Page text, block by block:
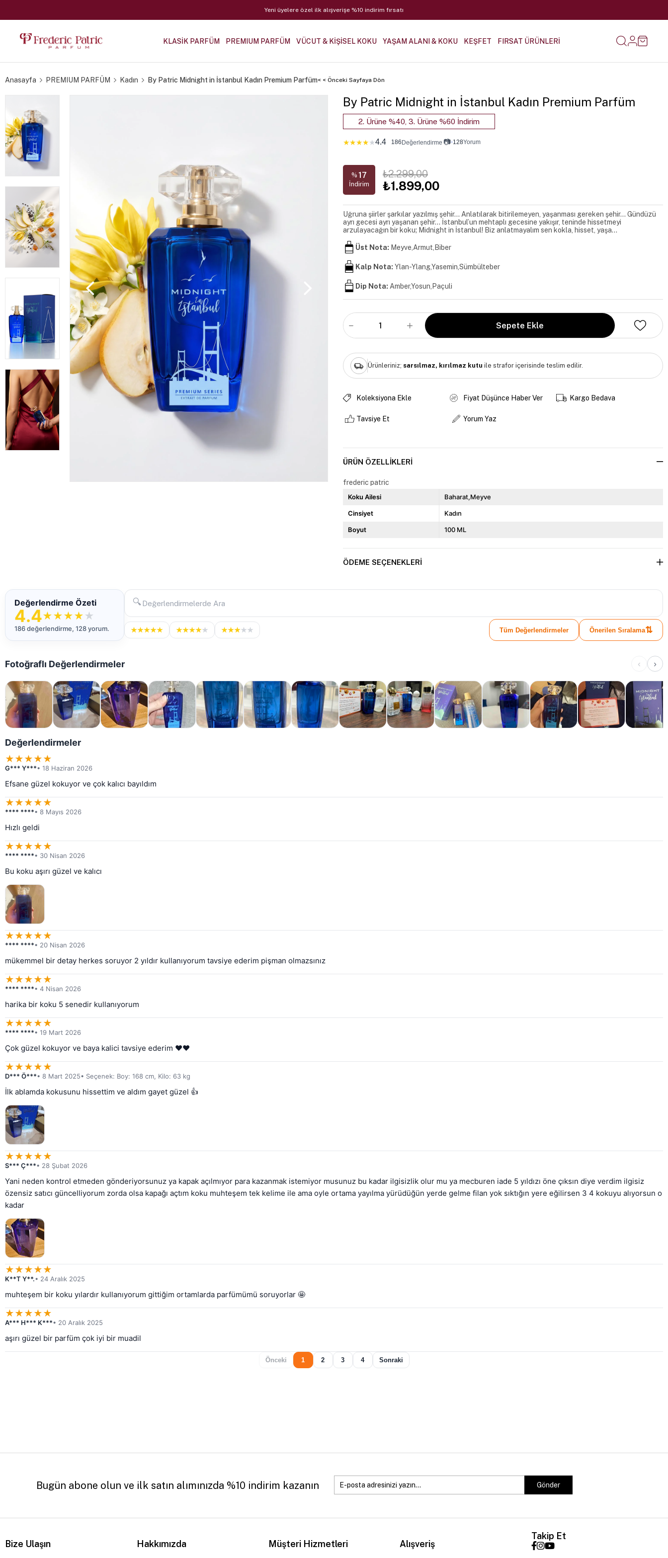
Yeni üyelere özel ilk alışverişe %10 indirim fırsatı
KLASİK PARFÜM PREMIUM PARFÜM VÜCUT & KİŞİSEL KOKU YAŞAM ALANI & KOKU KEŞFET FIRSAT ÜRÜNLERİ
Anasayfa PREMIUM PARFÜM Kadın By Patric Midnight in İstanbul Kadın Premium Parfüm< < Önceki Sayfaya Dön
By Patric Midnight in İstanbul Kadın Premium Parfüm
2. Ürüne %40, 3. Ürüne %60 İndirim
★★★★★4.4 186 Değerlendirme 📷•128Yorum
% 17
İndirim
₺2.299,00
₺1.899,00
Uğruna şiirler şarkılar yazılmış şehir… Anlatılarak bitirilemeyen, yaşanması gereken şehir… Gündüzü
ayrı gecesi ayrı yaşanan şehir… İstanbul’un mehtaplı gecesine yakışır, teninde hissetmeyi
arzulayacağın bir koku; Midnight in İstanbul! Biz anlatmayalım sen kokla, hisset, yaşa…
Üst Nota: Meyve,Armut,Biber
Kalp Nota: Ylan-Ylang,Yasemin,Sümbülteber
Dip Nota: Amber,Yosun,Paçuli
Ürünleriniz; sarsılmaz, kırılmaz kutu ile strafor içerisinde teslim edilir.
Koleksiyona Ekle Fiyat Düşünce Haber Ver Kargo Bedava
Tavsiye Et Yorum Yaz
ÜRÜN ÖZELLIKLERI
frederic patric
Koku Ailesi
Baharat,Meyve
Cinsiyet Kadın
Boyut 100 ML
ÖDEME SEÇENEKLERI
Değerlendirme Özeti
4.4★★★★ ★
186 değerlendirme, 128 yorum.
🔍
★★★★★ ★★★★★ ★★★★★ Tüm Değerlendirmeler Önerilen Sıralama⇅
Fotoğraflı Değerlendirmeler ‹ ›
Değerlendirmeler
★★★★★
G*** Y***• 18 Haziran 2026
Efsane güzel kokuyor ve çok kalıcı bayıldım
★★★★★
**** ****• 8 Mayıs 2026
Hızlı geldi
★★★★★
**** ****• 30 Nisan 2026
Bu koku aşırı güzel ve kalıcı
★★★★★
**** ****• 20 Nisan 2026
mükemmel bir detay herkes soruyor 2 yıldır kullanıyorum tavsiye ederim pişman olmazsınız
★★★★★
**** ****• 4 Nisan 2026
harika bir koku 5 senedir kullanıyorum
★★★★★
**** ****• 19 Mart 2026
Çok güzel kokuyor ve baya kalici tavsiye ederim ❤️❤️
★★★★★
D*** Ö***• 8 Mart 2025• Seçenek: Boy: 168 cm, Kilo: 63 kg
İlk ablamda kokusunu hissettim ve aldım gayet güzel 👍
★★★★★
S*** Ç***• 28 Şubat 2026
Yani neden kontrol etmeden gönderiyorsunuz ya kapak açılmıyor para kazanmak istemiyor musunuz bu kadar ilgisizlik olur mu ya mecburen iade 5 yıldızı öne çıksın diye verdim ilgisiz
özensiz satıcı güncelliyorum zorda olsa kapağı açtım koku muhteşem tek kelime ile ama oyle ortama yayılma yürüdüğün yerde gelme filan yok sıktığın yere eğilirsen 3 4 kokuyu alıyorsun o
kadar
★★★★★
K**T Y**.• 24 Aralık 2025
muhteşem bir koku yılardır kullanıyorum gittiğim ortamlarda parfümümü soruyorlar 🤩
★★★★★
A*** H*** K***• 20 Aralık 2025
aşırı güzel bir parfüm çok iyi bir muadil
Önceki 1 2 3 4 Sonraki
Bugün abone olun ve ilk satın alımınızda %10 indirim kazanın Gönder
Bize Ulaşın Hakkımızda Müşteri Hizmetleri Alışveriş
Takip Et